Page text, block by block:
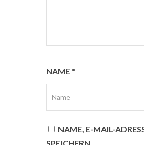
07461 9661027
NAME *
NAME, E-MAIL-